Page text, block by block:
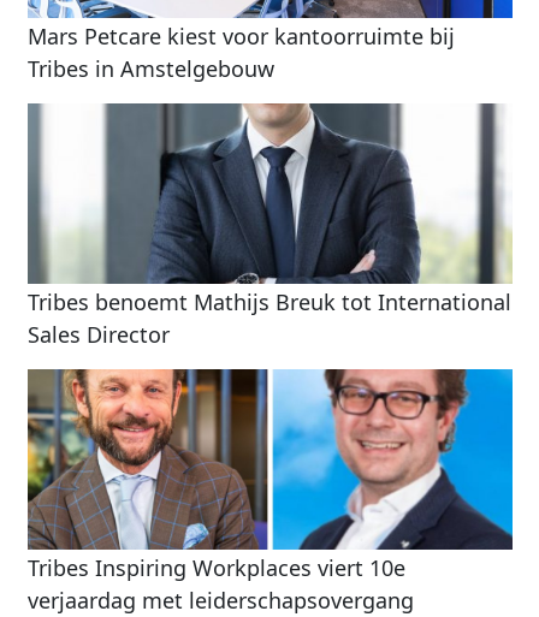
Mars Petcare kiest voor kantoorruimte bij
Tribes in Amstelgebouw
Tribes benoemt Mathijs Breuk tot International
Sales Director
Tribes Inspiring Workplaces viert 10e
verjaardag met leiderschapsovergang